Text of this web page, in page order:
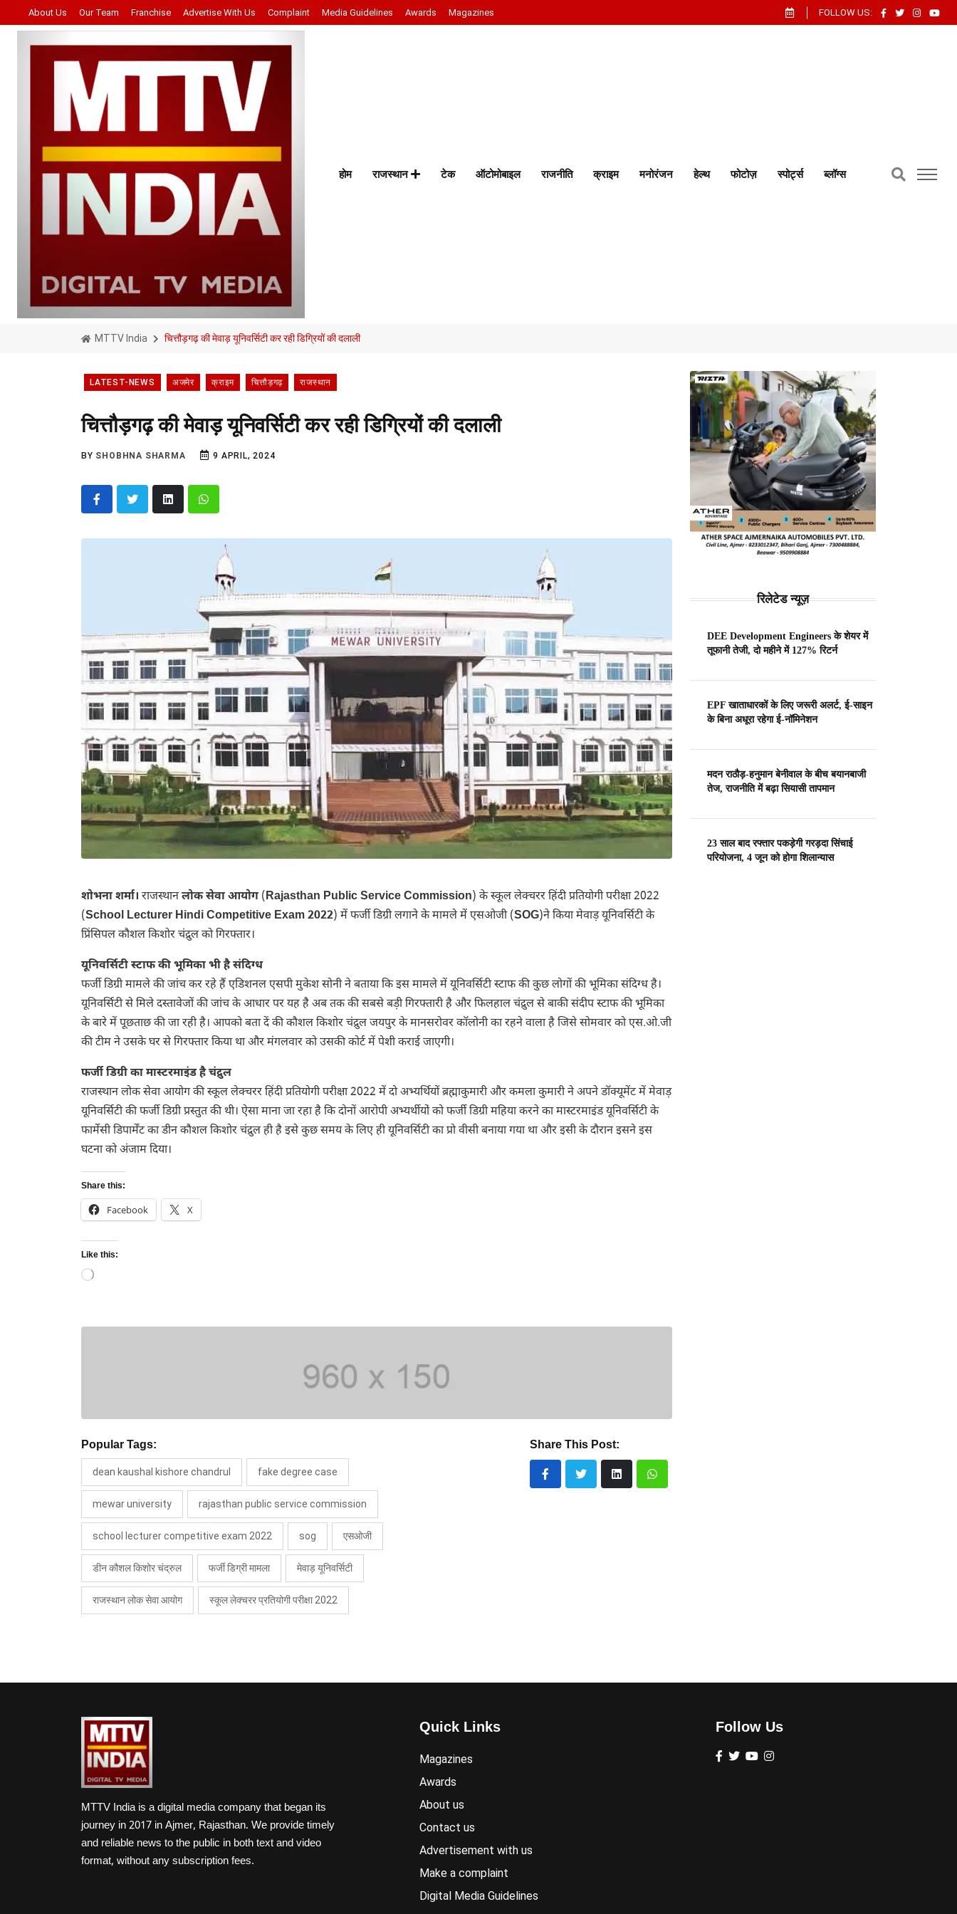
About Us Our Team Franchise Advertise With Us Complaint Media Guidelines Awards Magazines FOLLOW US:
होम राजस्थान टेक ऑटोमोबाइल राजनीति क्राइम मनोरंजन हेल्थ फोटोज़ स्पोर्ट्स ब्लॉग्स
MTTV India चित्तौड़गढ़ की मेवाड़ यूनिवर्सिटी कर रही डिग्रियों की दलाली
LATEST-NEWS अजमेर क्राइम चित्तौड़गढ़ राजस्थान
चित्तौड़गढ़ की मेवाड़ यूनिवर्सिटी कर रही डिग्रियों की दलाली
BY SHOBHNA SHARMA 9 APRIL, 2024
शोभना शर्मा। राजस्थानलोक सेवा आयोग (Rajasthan Public Service Commission) के स्कूल लेक्चरर हिंदी प्रतियोगी परीक्षा 2022
(School Lecturer Hindi Competitive Exam 2022) में फर्जी डिग्री लगाने के मामले में एसओजी (SOG)ने किया मेवाड़ यूनिवर्सिटी के
प्रिंसिपल कौशल किशोर चंद्रुल को गिरफ्तार।
यूनिवर्सिटी स्टाफ की भूमिका भी है संदिग्ध
फर्जी डिग्री मामले की जांच कर रहे हैं एडिशनल एसपी मुकेश सोनी ने बताया कि इस मामले में यूनिवर्सिटी स्टाफ की कुछ लोगों की भूमिका संदिग्ध है।
यूनिवर्सिटी से मिले दस्तावेजों की जांच के आधार पर यह है अब तक की सबसे बड़ी गिरफ्तारी है और फिलहाल चंद्रुल से बाकी संदीप स्टाफ की भूमिका
के बारे में पूछताछ की जा रही है। आपको बता दें की कौशल किशोर चंद्रुल जयपुर के मानसरोवर कॉलोनी का रहने वाला है जिसे सोमवार को एस.ओ.जी
की टीम ने उसके घर से गिरफ्तार किया था और मंगलवार को उसकी कोर्ट में पेशी कराई जाएगी।
फर्जी डिग्री का मास्टरमाइंड है चंद्रुल
राजस्थान लोक सेवा आयोग की स्कूल लेक्चरर हिंदी प्रतियोगी परीक्षा 2022 में दो अभ्यर्थियों ब्रह्माकुमारी और कमला कुमारी ने अपने डॉक्यूमेंट में मेवाड़
यूनिवर्सिटी की फर्जी डिग्री प्रस्तुत की थी। ऐसा माना जा रहा है कि दोनों आरोपी अभ्यर्थीयों‌ को फर्जी डिग्री महिया करने का मास्टरमाइंड यूनिवर्सिटी के
फार्मेसी डिपार्मेंट का डीन कौशल किशोर चंद्रुल ही है इसे कुछ समय के लिए ही यूनिवर्सिटी का प्रो वीसी बनाया गया था और इसी के दौरान इसने इस
घटना को अंजाम दिया।
Share this:
Facebook X
Like this:
Loading…
Popular Tags:
dean kaushal kishore chandrul fake degree case
mewar university rajasthan public service commission
school lecturer competitive exam 2022 sog एसओजी
डीन कौशल किशोर चंद्रुल फर्जी डिग्री मामला मेवाड़ यूनिवर्सिटी
राजस्थान लोक सेवा आयोग स्कूल लेक्चरर प्रतियोगी परीक्षा 2022
Share This Post:
रिलेटेड न्यूज़
DEE Development Engineers के शेयर में
तूफानी तेजी, दो महीने में 127% रिटर्न
EPF खाताधारकों के लिए जरूरी अलर्ट, ई-साइन
के बिना अधूरा रहेगा ई-नॉमिनेशन
मदन राठौड़-हनुमान बेनीवाल के बीच बयानबाजी
तेज, राजनीति में बढ़ा सियासी तापमान
23 साल बाद रफ्तार पकड़ेगी गरड़दा सिंचाई
परियोजना, 4 जून को होगा शिलान्यास
MTTV India is a digital media company that began its
journey in 2017 in Ajmer, Rajasthan. We provide timely
and reliable news to the public in both text and video
format, without any subscription fees.
Quick Links
Magazines
Awards
About us
Contact us
Advertisement with us
Make a complaint
Digital Media Guidelines
Follow Us